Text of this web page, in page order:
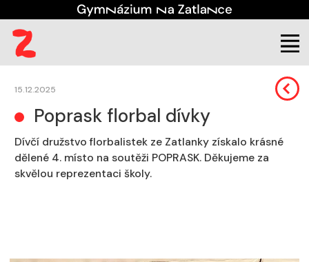
Aktuality
15.12.2025
Poprask florbal dívky
Dívčí družstvo florbalistek ze Zatlanky získalo krásné
dělené 4. místo na soutěži POPRASK. Děkujeme za
skvělou reprezentaci školy.